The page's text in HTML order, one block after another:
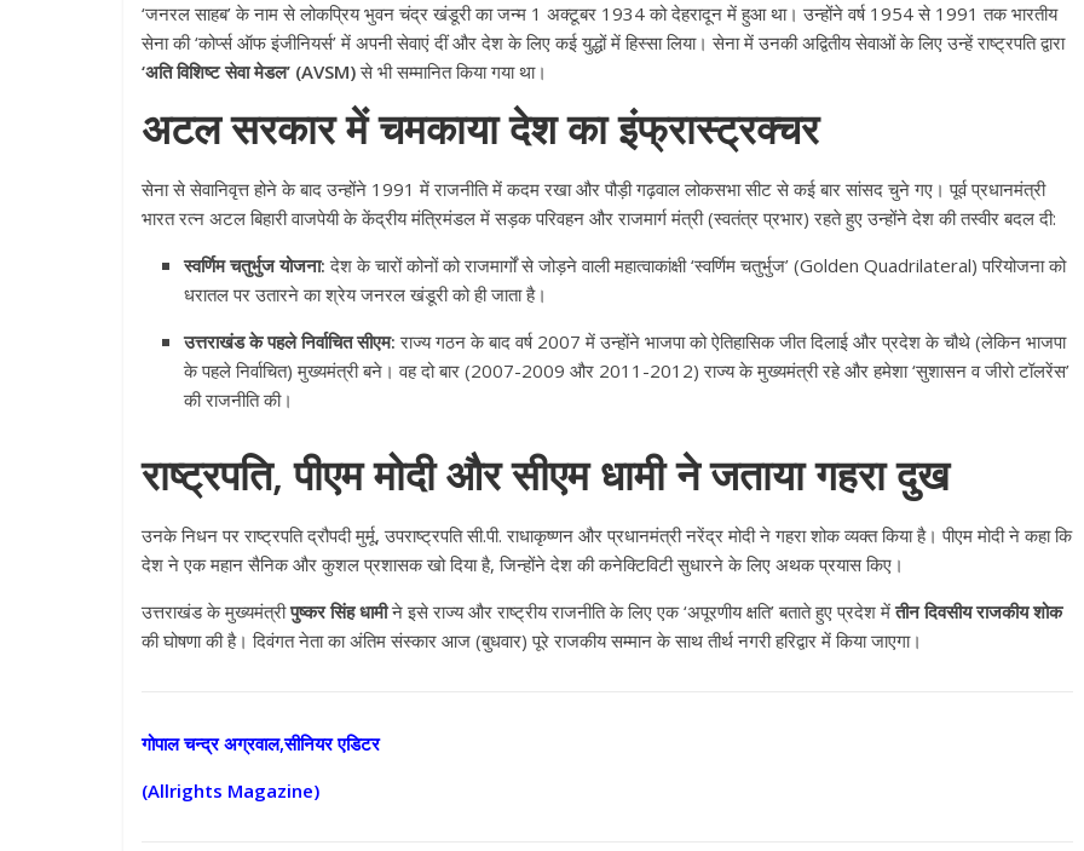
‘जनरल साहब’ के नाम से लोकप्रिय भुवन चंद्र खंडूरी का जन्म 1 अक्टूबर 1934 को देहरादून में हुआ था। उन्होंने वर्ष 1954 से 1991 तक भारतीय
सेना की ‘कोर्प्स ऑफ इंजीनियर्स’ में अपनी सेवाएं दीं और देश के लिए कई युद्धों में हिस्सा लिया। सेना में उनकी अद्वितीय सेवाओं के लिए उन्हें राष्ट्रपति द्वारा
‘अति विशिष्ट सेवा मेडल’ (AVSM)से भी सम्मानित किया गया था।
अटल सरकार में चमकाया देश का इंफ्रास्ट्रक्चर
सेना से सेवानिवृत्त होने के बाद उन्होंने 1991 में राजनीति में कदम रखा और पौड़ी गढ़वाल लोकसभा सीट से कई बार सांसद चुने गए। पूर्व प्रधानमंत्री
भारत रत्न अटल बिहारी वाजपेयी के केंद्रीय मंत्रिमंडल में सड़क परिवहन और राजमार्ग मंत्री (स्वतंत्र प्रभार) रहते हुए उन्होंने देश की तस्वीर बदल दी:
स्वर्णिम चतुर्भुज योजना: देश के चारों कोनों को राजमार्गों से जोड़ने वाली महात्वाकांक्षी ‘स्वर्णिम चतुर्भुज’ (Golden Quadrilateral) परियोजना को
धरातल पर उतारने का श्रेय जनरल खंडूरी को ही जाता है।
उत्तराखंड के पहले निर्वाचित सीएम: राज्य गठन के बाद वर्ष 2007 में उन्होंने भाजपा को ऐतिहासिक जीत दिलाई और प्रदेश के चौथे (लेकिन भाजपा
के पहले निर्वाचित) मुख्यमंत्री बने। वह दो बार (2007-2009 और 2011-2012) राज्य के मुख्यमंत्री रहे और हमेशा ‘सुशासन व जीरो टॉलरेंस’
की राजनीति की।
राष्ट्रपति, पीएम मोदी और सीएम धामी ने जताया गहरा दुख
उनके निधन पर राष्ट्रपति द्रौपदी मुर्मू, उपराष्ट्रपति सी.पी. राधाकृष्णन और प्रधानमंत्री नरेंद्र मोदी ने गहरा शोक व्यक्त किया है। पीएम मोदी ने कहा कि
देश ने एक महान सैनिक और कुशल प्रशासक खो दिया है, जिन्होंने देश की कनेक्टिविटी सुधारने के लिए अथक प्रयास किए।
उत्तराखंड के मुख्यमंत्रीपुष्कर सिंह धामीने इसे राज्य और राष्ट्रीय राजनीति के लिए एक ‘अपूरणीय क्षति’ बताते हुए प्रदेश मेंतीन दिवसीय राजकीय शोक
की घोषणा की है। दिवंगत नेता का अंतिम संस्कार आज (बुधवार) पूरे राजकीय सम्मान के साथ तीर्थ नगरी हरिद्वार में किया जाएगा।
गोपाल चन्द्र अग्रवाल,सीनियर एडिटर
(Allrights Magazine)
All Rights News Bareilly
समाजवादी पार्टी ने किया महंगाई के
खिलाफ प्रदर्शन
August 4, 2021 Editor All Rights 0